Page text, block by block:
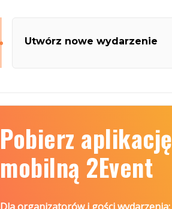
Utwórz nowe wydarzenie
Pobierz aplikację
mobilną 2Event